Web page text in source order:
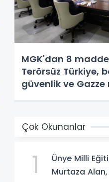
MGK'dan 8
Terörsüz Türkiye,
güvenlik ve Gazze
Çok Okunanlar
1
Ünye Milli
Murtaza